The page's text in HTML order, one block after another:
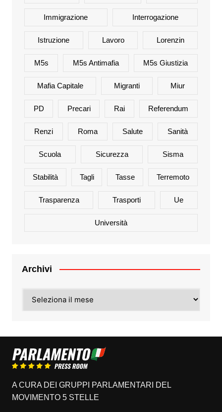
Immigrazione Interrogazione
Istruzione Lavoro Lorenzin
M5s M5s Antimafia M5s Giustizia
Mafia Capitale Migranti Miur
PD Precari Rai Referendum
Renzi Roma Salute Sanità
Scuola Sicurezza Sisma
Stabilità Tagli Tasse Terremoto
Trasparenza Trasporti Ue
Università
Archivi
A CURA DEI GRUPPI PARLAMENTARI DEL
MOVIMENTO 5 STELLE